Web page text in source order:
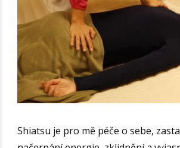
Shiatsu je pro mě péče o sebe,